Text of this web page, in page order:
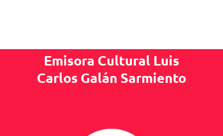
Emisora Cultural Luis
Carlos Galán Sarmiento